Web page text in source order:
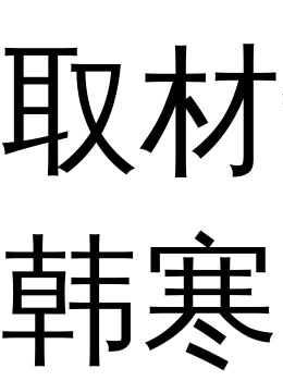
取
韩